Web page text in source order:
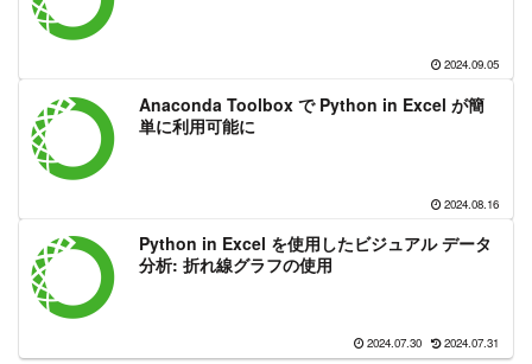
2024.09.05
Anaconda Toolbox で Python in Excel が簡
単に利用可能に
2024.08.16
Python in Excel を使用したビジュアル データ
分析: 折れ線グラフの使用
2024.07.30 2024.07.31